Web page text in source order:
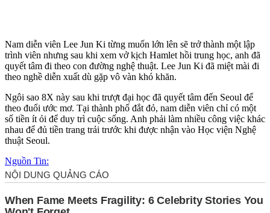
Nam diễn viên Lee Jun Ki từng muốn lớn lên sẽ trở thành một lập
trình viên nhưng sau khi xem vở kịch Hamlet hồi trung học, anh đã
quyết tâm đi theo con đường nghệ thuật. Lee Jun Ki đã miệt mài đi
theo nghề diễn xuất dù gặp vô vàn khó khăn.
Ngôi sao 8X này sau khi trượt đại học đã quyết tâm đến Seoul để
theo đuổi ước mơ. Tại thành phố đắt đỏ, nam diễn viên chỉ có một
số tiền ít ỏi để duy trì cuộc sống. Anh phải làm nhiều công việc khác
nhau để đủ tiền trang trải trước khi được nhận vào Học viện Nghệ
thuật Seoul.
Nguồn Tin: